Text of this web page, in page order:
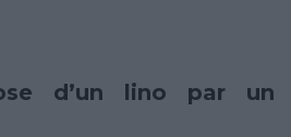
d’un lino par un